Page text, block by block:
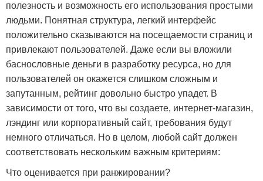
полезность и возможность его использования простыми
людьми. Понятная структура, легкий интерфейс
положительно сказываются на посещаемости страниц и
привлекают пользователей. Даже если вы вложили
баснословные деньги в разработку ресурса, но для
пользователей он окажется слишком сложным и
запутанным, рейтинг довольно быстро упадет. В
зависимости от того, что вы создаете, интернет-магазин,
лэндинг или корпоративный сайт, требования будут
немного отличаться. Но в целом, любой сайт должен
соответствовать нескольким важным критериям:
Что оценивается при ранжировании?